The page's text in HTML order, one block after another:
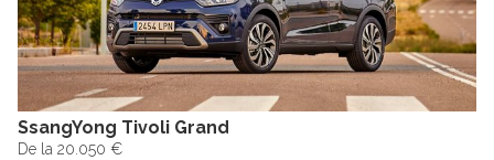
SsangYong Tivoli Grand
De la 20.050 €